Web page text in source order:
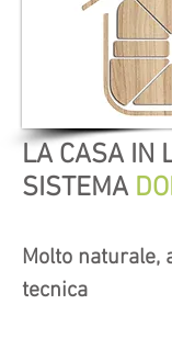
LA CASA IN
SISTEMA
Molto naturale,
tecnica